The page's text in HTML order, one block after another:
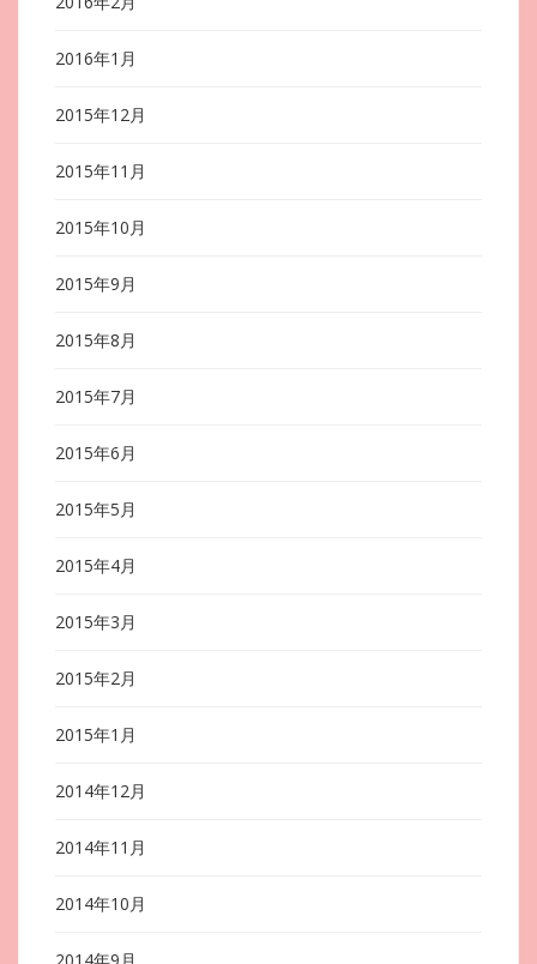
2016年1月
2015年12月
2015年11月
2015年10月
2015年9月
2015年8月
2015年7月
2015年6月
2015年5月
2015年4月
2015年3月
2015年2月
2015年1月
2014年12月
2014年11月
2014年10月